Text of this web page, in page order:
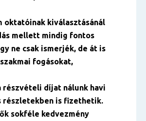
oktatóinak kiválasztásánál
mellett mindig fontos
ne csak ismerjék, de át is
fogásokat,
részvételi díjat nálunk havi
részletekben is fizethetik.
sokféle kedvezmény